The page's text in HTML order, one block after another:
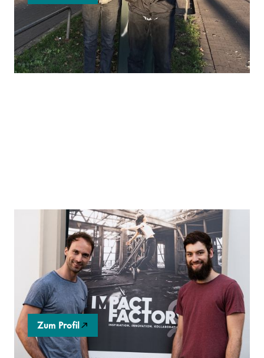
cineMars
Europäische Filmproduktion, die mit ihren Projekten
nachhaltigen und sozialen Wandel unterstützt –
„filming for change".
Zum Profil